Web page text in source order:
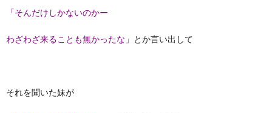
「そんだけしかないのかー
わざわざ来ることも無かったな」 とか言い出して
それを聞いた妹が